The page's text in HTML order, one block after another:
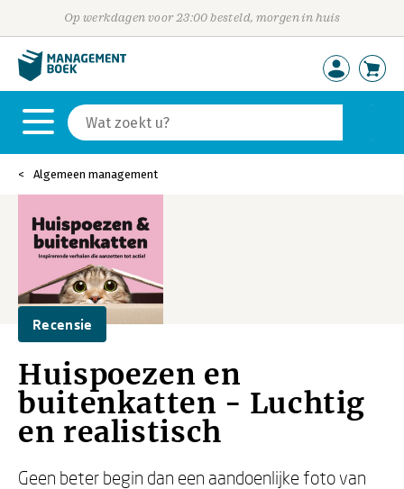
Op werkdagen voor 23:00 besteld, morgen in huis
Algemeen management
Recensie
Huispoezen en
buitenkatten - Luchtig
en realistisch
Geen beter begin dan een aandoenlijke foto van